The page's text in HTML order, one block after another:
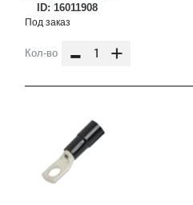
ID: 16011908
Под заказ
Кол-во - +